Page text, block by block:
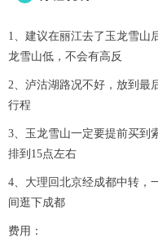
1、建议在丽江去了玉龙雪山
龙雪山低，不会有高反
2、泸沽湖路况不好，放到最
行程
3、玉龙雪山一定要提前买到
排到15点左右
4、大理回北京经成都中转，
间逛下成都
费用：